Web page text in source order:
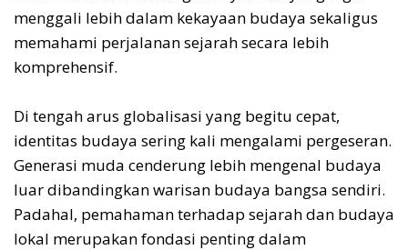
menggali lebih dalam kekayaan budaya sekaligus
memahami perjalanan sejarah secara lebih
komprehensif.
Di tengah arus globalisasi yang begitu cepat,
identitas budaya sering kali mengalami pergeseran.
Generasi muda cenderung lebih mengenal budaya
luar dibandingkan warisan budaya bangsa sendiri.
Padahal, pemahaman terhadap sejarah dan budaya
lokal merupakan fondasi penting dalam